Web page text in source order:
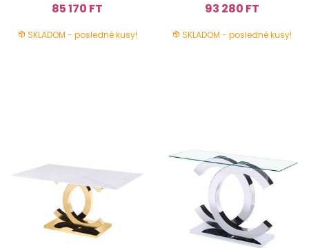
85 170 FT
SKLADOM - posledné kusy!
93 280 FT
SKLADOM - posledné kusy!